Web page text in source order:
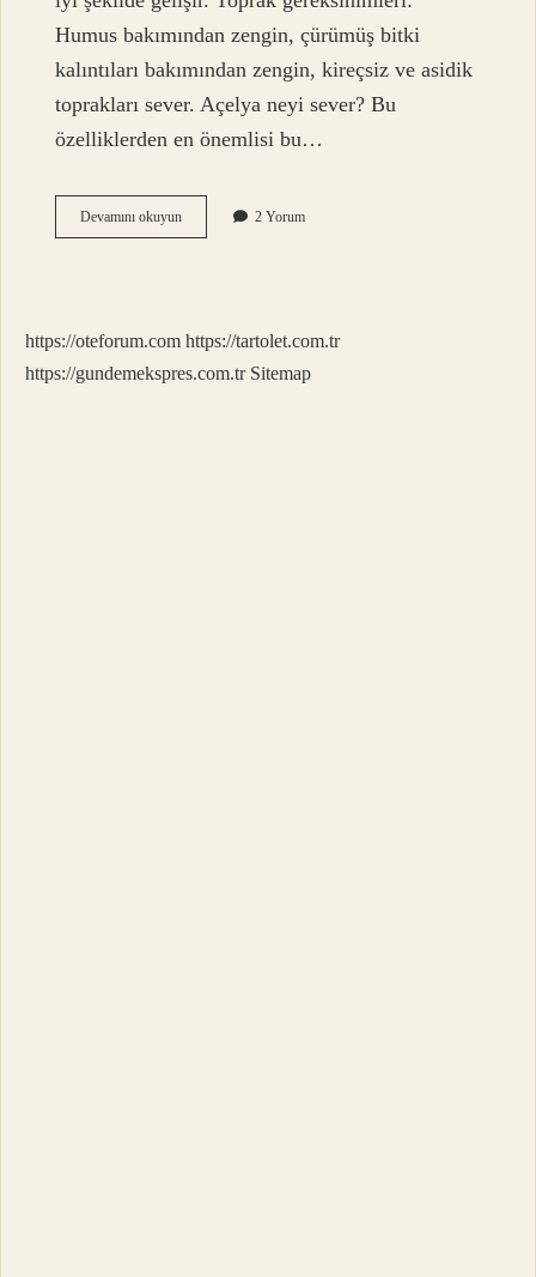
Humus bakımından zengin, çürümüş bitki
kalıntıları bakımından zengin, kireçsiz ve asidik
toprakları sever. Açelya neyi sever? Bu
özelliklerden en önemlisi bu…
Devamını okuyunAçelya
Nereyi
2 Yorum
https://oteforum.com https://tartolet.com.tr
https://gundemekspres.com.tr Sitemap